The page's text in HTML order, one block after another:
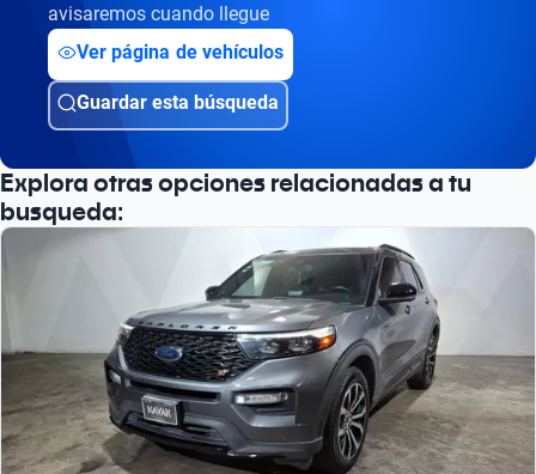
avisaremos cuando llegue
Ver página de vehículos
Guardar esta búsqueda
Explora otras opciones relacionadas a tu
busqueda: